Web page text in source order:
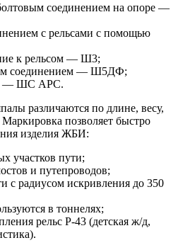
соединением на опоре —
с рельсами с помощью
к рельсом — Ш3;
соединением — Ш5ДФ;
— ШС АРС.
различаются по длине, весу,
позволяет быстро
изделия ЖБИ:
участков пути;
и путепроводов;
с радиусом искривления до 350
в тоннелях;
рельс Р-43 (детская ж/д,